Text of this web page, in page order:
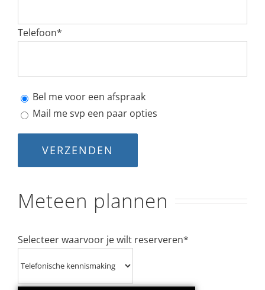
Telefoon*
Bel me voor een afspraak
Mail me svp een paar opties
Meteen plannen
Selecteer waarvoor je wilt reserveren*